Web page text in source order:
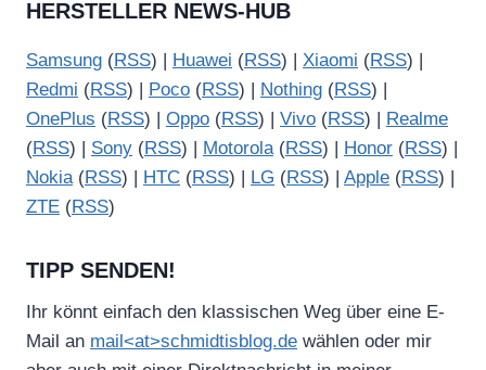
HERSTELLER NEWS-HUB
Samsung (RSS) | Huawei (RSS) | Xiaomi (RSS) |
Redmi (RSS) | Poco (RSS) | Nothing (RSS) |
OnePlus (RSS) | Oppo (RSS) | Vivo (RSS) |
Realme
(RSS) | Sony (RSS) | Motorola(RSS) | Honor (RSS) |
Nokia(RSS) | HTC (RSS) | LG (RSS) | Apple (RSS) |
ZTE (RSS)
TIPP SENDEN!
Ihr könnt einfach den klassischen Weg über eine E-
Mail an mail<at>schmidtisblog.de wählen oder mir